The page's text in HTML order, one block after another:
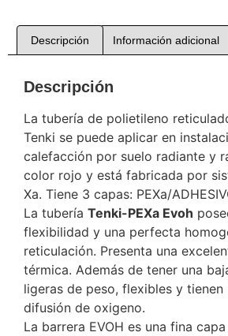
Descripción Información adicional
Descripción
La tubería de polietileno
Tenki se puede aplicar en
calefacción por suelo radiante y
color rojo y está fabricada por
Xa. Tiene 3 capas: PEXa/
La tubería Tenki-PEXa Evoh
flexibilidad y una perfecta
reticulación. Presenta una
térmica. Además de tener una
ligeras de peso, flexibles y tienen
difusión de oxigeno.
La barrera EVOH es una fina